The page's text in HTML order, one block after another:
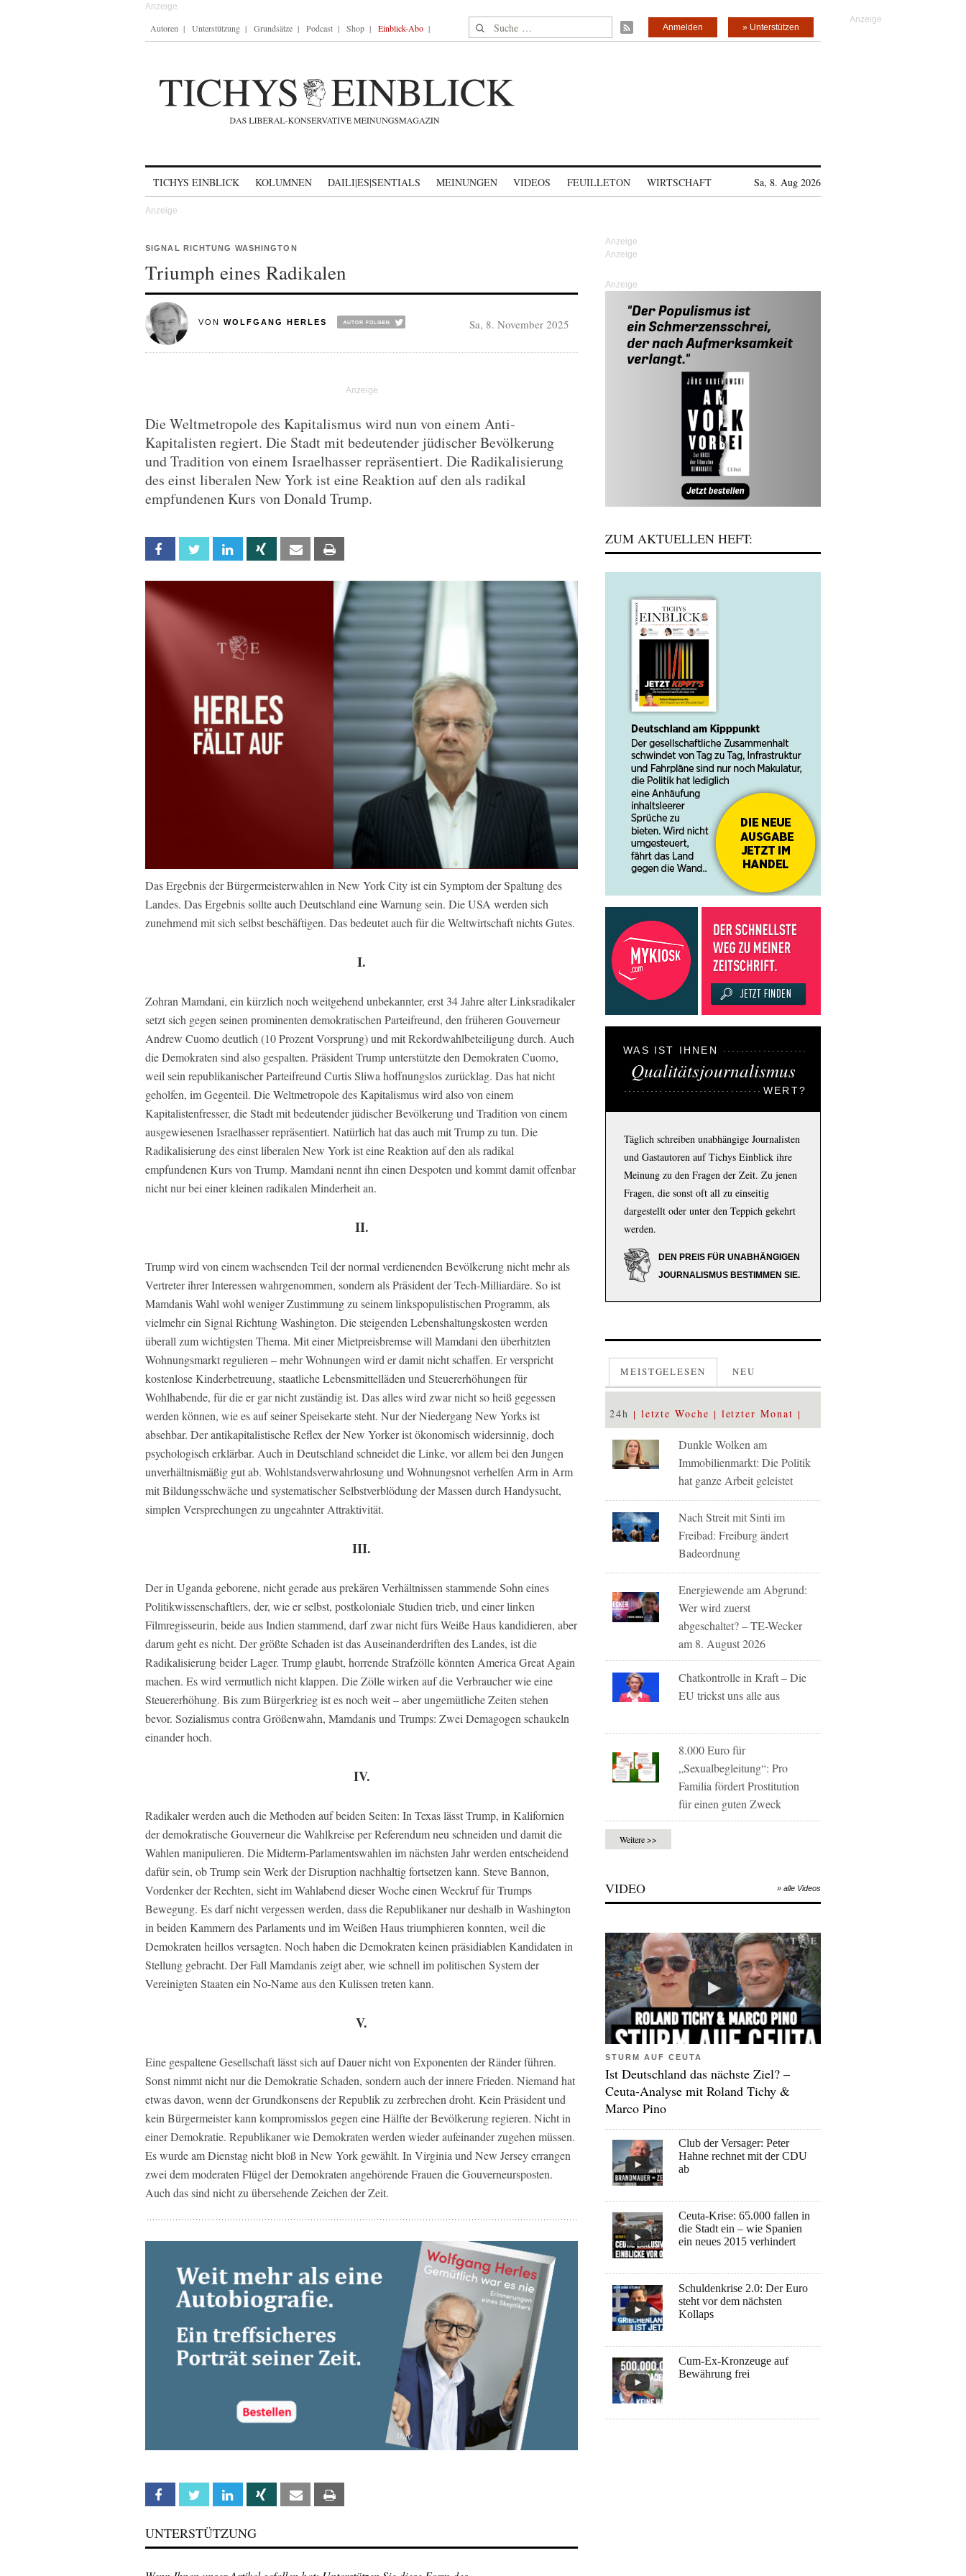
Autoren Unterstützung Grundsätze Podcast Shop Einblick-Abo Suche nach: » Unterstützen
Anmelden
TICHYS EINBLICK KOLUMNEN DAILI|ES|SENTIALS MEINUNGEN VIDEOS FEUILLETON WIRTSCHAFT Sa, 8. Aug 2026
SIGNAL RICHTUNG WASHINGTON
Triumph eines Radikalen
VON WOLFGANG HERLES Sa, 8. November 2025
Die Weltmetropole des Kapitalismus wird nun von einem Anti-
Kapitalisten regiert. Die Stadt mit bedeutender jüdischer Bevölkerung
und Tradition von einem Israelhasser repräsentiert. Die Radikalisierung
des einst liberalen New York ist eine Reaktion auf den als radikal
empfundenen Kurs von Donald Trump.
Facebook Twitter Linkedin Xing Email
Das Ergebnis der Bürgermeisterwahlen in New York City ist ein Symptom der Spaltung des
Landes. Das Ergebnis sollte auch Deutschland eine Warnung sein. Die USA werden sich
zunehmend mit sich selbst beschäftigen. Das bedeutet auch für die Weltwirtschaft nichts Gutes.
I.
Zohran Mamdani, ein kürzlich noch weitgehend unbekannter, erst 34 Jahre alter Linksradikaler
setzt sich gegen seinen prominenten demokratischen Parteifreund, den früheren Gouverneur
Andrew Cuomo deutlich (10 Prozent Vorsprung) und mit Rekordwahlbeteiligung durch. Auch
die Demokraten sind also gespalten. Präsident Trump unterstützte den Demokraten Cuomo,
weil sein republikanischer Parteifreund Curtis Sliwa hoffnungslos zurücklag. Das hat nicht
geholfen, im Gegenteil. Die Weltmetropole des Kapitalismus wird also von einem
Kapitalistenfresser, die Stadt mit bedeutender jüdischer Bevölkerung und Tradition von einem
ausgewiesenen Israelhasser repräsentiert. Natürlich hat das auch mit Trump zu tun. Die
Radikalisierung des einst liberalen New York ist eine Reaktion auf den als radikal
empfundenen Kurs von Trump. Mamdani nennt ihn einen Despoten und kommt damit offenbar
nicht nur bei einer kleinen radikalen Minderheit an.
II.
Trump wird von einem wachsenden Teil der normal verdienenden Bevölkerung nicht mehr als
Vertreter ihrer Interessen wahrgenommen, sondern als Präsident der Tech-Milliardäre. So ist
Mamdanis Wahl wohl weniger Zustimmung zu seinem linkspopulistischen Programm, als
vielmehr ein Signal Richtung Washington. Die steigenden Lebenshaltungskosten werden
überall zum wichtigsten Thema. Mit einer Mietpreisbremse will Mamdani den überhitzten
Wohnungsmarkt regulieren – mehr Wohnungen wird er damit nicht schaffen. Er verspricht
kostenlose Kinderbetreuung, staatliche Lebensmittelläden und Steuererhöhungen für
Wohlhabende, für die er gar nicht zuständig ist. Das alles wird zwar nicht so heiß gegessen
werden können, wie es auf seiner Speisekarte steht. Nur der Niedergang New Yorks ist
absehbar. Der antikapitalistische Reflex der New Yorker ist ökonomisch widersinnig, doch
psychologisch erklärbar. Auch in Deutschland schneidet die Linke, vor allem bei den Jungen
unverhältnismäßig gut ab. Wohlstandsverwahrlosung und Wohnungsnot verhelfen Arm in Arm
mit Bildungsschwäche und systematischer Selbstverblödung der Massen durch Handysucht,
simplen Versprechungen zu ungeahnter Attraktivität.
III.
Der in Uganda geborene, nicht gerade aus prekären Verhältnissen stammende Sohn eines
Politikwissenschaftlers, der, wie er selbst, postkoloniale Studien trieb, und einer linken
Filmregisseurin, beide aus Indien stammend, darf zwar nicht fürs Weiße Haus kandidieren, aber
darum geht es nicht. Der größte Schaden ist das Auseinanderdriften des Landes, ist die
Radikalisierung beider Lager. Trump glaubt, horrende Strafzölle könnten America Great Again
machen. Es wird vermutlich nicht klappen. Die Zölle wirken auf die Verbraucher wie eine
Steuererhöhung. Bis zum Bürgerkrieg ist es noch weit – aber ungemütliche Zeiten stehen
bevor. Sozialismus contra Größenwahn, Mamdanis und Trumps: Zwei Demagogen schaukeln
einander hoch.
IV.
Radikaler werden auch die Methoden auf beiden Seiten: In Texas lässt Trump, in Kalifornien
der demokratische Gouverneur die Wahlkreise per Referendum neu schneiden und damit die
Wahlen manipulieren. Die Midterm-Parlamentswahlen im nächsten Jahr werden entscheidend
dafür sein, ob Trump sein Werk der Disruption nachhaltig fortsetzen kann. Steve Bannon,
Vordenker der Rechten, sieht im Wahlabend dieser Woche einen Weckruf für Trumps
Bewegung. Es darf nicht vergessen werden, dass die Republikaner nur deshalb in Washington
in beiden Kammern des Parlaments und im Weißen Haus triumphieren konnten, weil die
Demokraten heillos versagten. Noch haben die Demokraten keinen präsidiablen Kandidaten in
Stellung gebracht. Der Fall Mamdanis zeigt aber, wie schnell im politischen System der
Vereinigten Staaten ein No-Name aus den Kulissen treten kann.
V.
Eine gespaltene Gesellschaft lässt sich auf Dauer nicht von Exponenten der Ränder führen.
Sonst nimmt nicht nur die Demokratie Schaden, sondern auch der innere Frieden. Niemand hat
etwas davon, wenn der Grundkonsens der Republik zu zerbrechen droht. Kein Präsident und
kein Bürgermeister kann kompromisslos gegen eine Hälfte der Bevölkerung regieren. Nicht in
einer Demokratie. Republikaner wie Demokraten werden wieder aufeinander zugehen müssen.
Es wurde am Dienstag nicht bloß in New York gewählt. In Virginia und New Jersey errangen
zwei dem moderaten Flügel der Demokraten angehörende Frauen die Gouverneursposten.
Auch das sind nicht zu übersehende Zeichen der Zeit.
Facebook Twitter Linkedin Xing Email
UNTERSTÜTZUNG
Anzeige
ZUM AKTUELLEN HEFT:
WAS IST IHNEN
Qualitätsjournalismus
WERT?
Täglich schreiben unabhängige Journalisten
und Gastautoren auf Tichys Einblick ihre
Meinung zu den Fragen der Zeit. Zu jenen
Fragen, die sonst oft all zu einseitig
dargestellt oder unter den Teppich gekehrt
werden.
DEN PREIS FÜR UNABHÄNGIGEN
JOURNALISMUS BESTIMMEN SIE.
MEISTGELESEN NEU
24h letzte Woche letzter Monat
Dunkle Wolken am
Immobilienmarkt: Die Politik
hat ganze Arbeit geleistet
Nach Streit mit Sinti im
Freibad: Freiburg ändert
Badeordnung
Energiewende am Abgrund:
Wer wird zuerst
abgeschaltet? – TE-Wecker
am 8. August 2026
Chatkontrolle in Kraft – Die
EU trickst uns alle aus
8.000 Euro für
„Sexualbegleitung“: Pro
Familia fördert Prostitution
für einen guten Zweck
Weitere >>
VIDEO » alle Videos
STURM AUF CEUTA
Ist Deutschland das nächste Ziel? –
Ceuta-Analyse mit Roland Tichy &
Marco Pino
Club der Versager: Peter
Hahne rechnet mit der CDU
ab
Ceuta-Krise: 65.000 fallen in
die Stadt ein – wie Spanien
ein neues 2015 verhindert
Schuldenkrise 2.0: Der Euro
steht vor dem nächsten
Kollaps
Cum-Ex-Kronzeuge auf
Bewährung frei